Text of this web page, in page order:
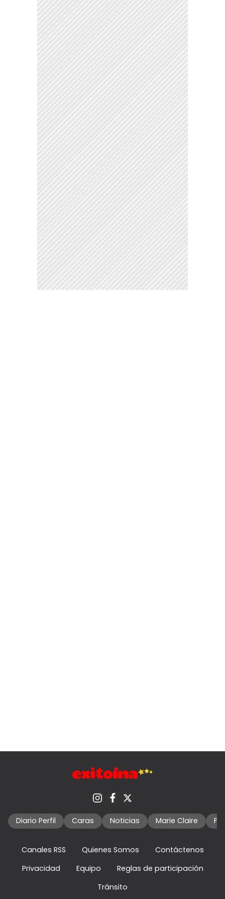
Diario Perfil Caras Noticias Marie Claire
Canales RSS Quienes Somos
Contáctenos
Privacidad
Equipo
Reglas de participación
Tránsito